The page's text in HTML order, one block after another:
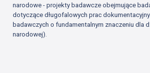
narodowe - projekty badawcze obejmujące
dotyczące długofalowych prac
badawczych o fundamentalnym znaczeniu dla
narodowej).